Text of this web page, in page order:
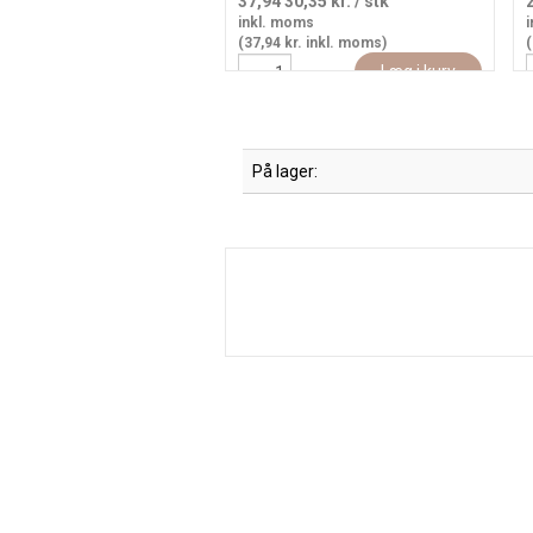
inkl. moms
(37,94 kr. inkl. moms)
Læg i kurv
På lager: